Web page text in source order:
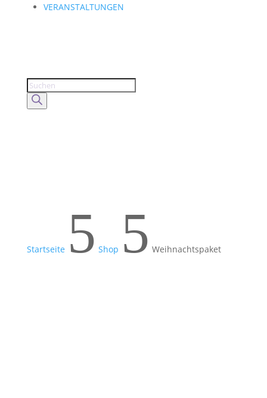
VERANSTALTUNGEN
Products
search
Startseite 5 Shop 5 Weihnachtspaket